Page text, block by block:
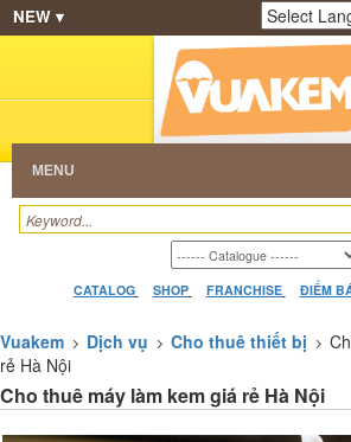
SHOP HẠT CAFE
NHÀ
CATALOG VIDEO HỎI ĐÁP
NEW ▾
Powered
MENU
CATALOG SHOP FRANCHISE ĐIỂM
Vuakem Dịch vụ Cho thuê thiết bị
rẻ Hà Nội
Cho thuê máy làm kem giá rẻ Hà Nội